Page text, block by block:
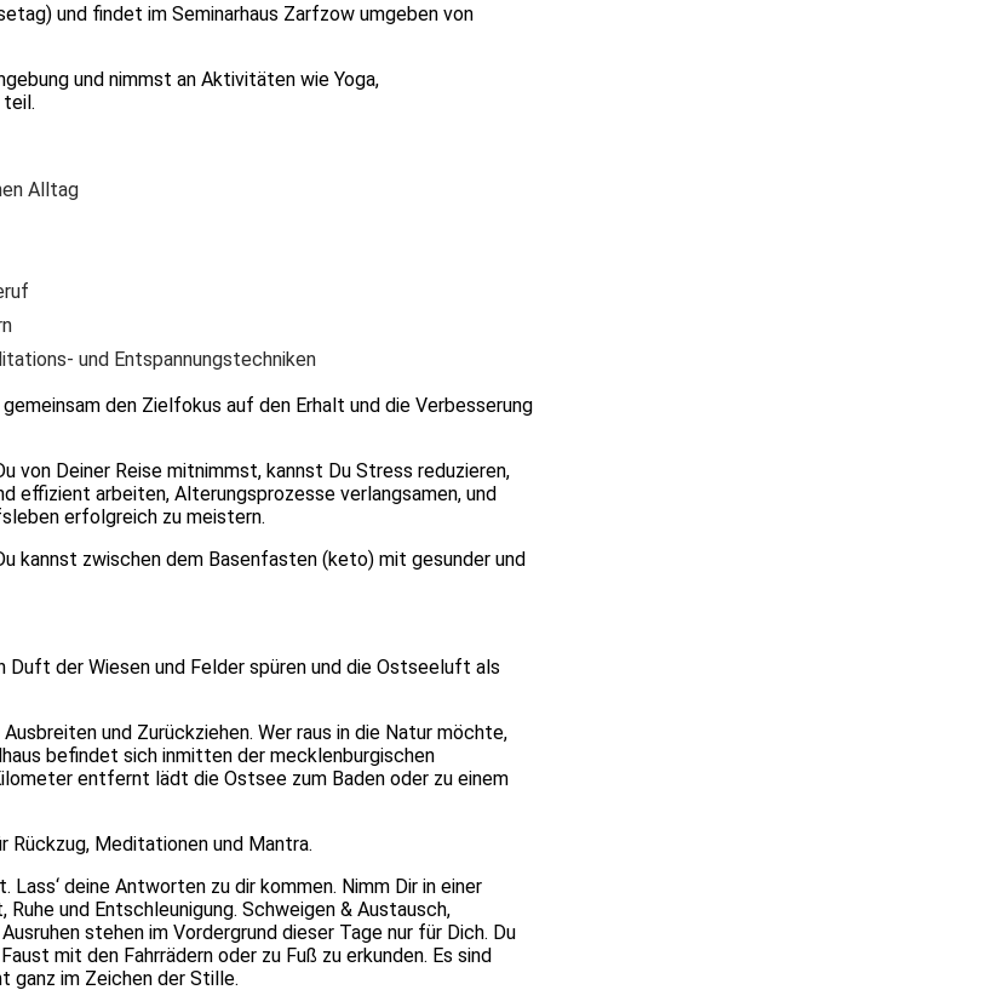
und findet im Seminarhaus Zarfzow umgeben von
und nimmst an Aktivitäten wie Yoga,
teil.
Alltag
und Entspannungstechniken
den Zielfokus auf den Erhalt und die Verbesserung
von Deiner Reise mitnimmst, kannst Du Stress reduzieren,
effizient arbeiten, Alterungsprozesse verlangsamen, und
erfolgreich zu meistern.
kannst zwischen dem Basenfasten (keto) mit gesunder und
der Wiesen und Felder spüren und die Ostseeluft als
und Zurückziehen. Wer raus in die Natur möchte,
befindet sich inmitten der mecklenburgischen
entfernt lädt die Ostsee zum Baden oder zu einem
Rückzug, Meditationen und Mantra.
deine Antworten zu dir kommen. Nimm Dir in einer
und Entschleunigung. Schweigen & Austausch,
stehen im Vordergrund dieser Tage nur für Dich. Du
mit den Fahrrädern oder zu Fuß zu erkunden. Es sind
ganz im Zeichen der Stille.